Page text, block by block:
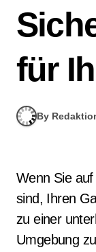
für
By
Wenn Sie auf der Suche nach einer Möglichkeit
sind, Ihren
zu einer
Umgebung